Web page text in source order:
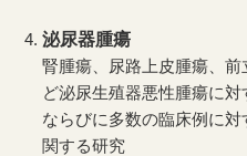
泌尿器腫瘍
腎腫瘍、尿路上皮腫瘍、
ど泌尿生殖器悪性腫瘍に
ならびに多数の臨床例に
関する研究